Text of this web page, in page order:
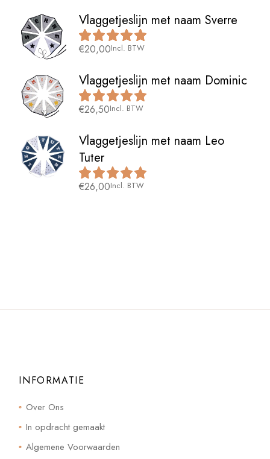
Vlaggetjeslijn met naam Sverre
€20,00Incl. BTW
Vlaggetjeslijn met naam Dominic
€26,50Incl. BTW
Vlaggetjeslijn met naam Leo
Tuter
€26,00Incl. BTW
INFORMATIE
Over Ons
In opdracht gemaakt
Algemene Voorwaarden